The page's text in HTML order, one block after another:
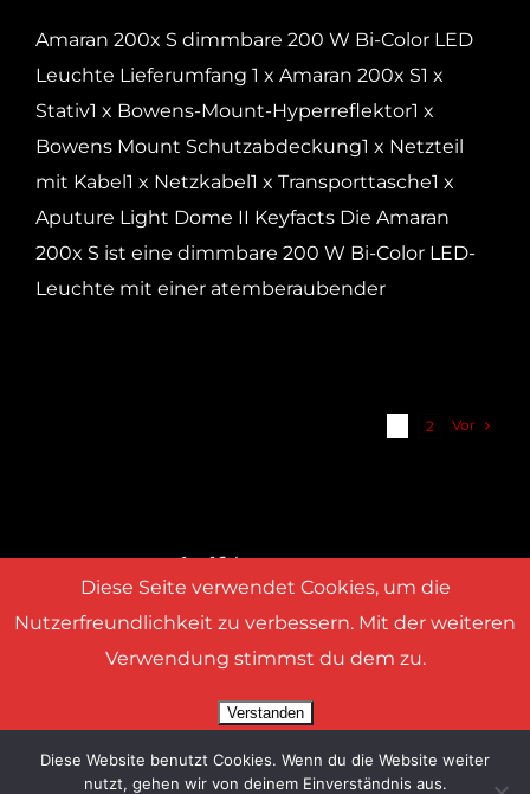
Amaran 200x S dimmbare 200 W Bi-Color LED
Leuchte Lieferumfang 1 x Amaran 200x S1 x
Stativ1 x Bowens-Mount-Hyperreflektor1 x
Bowens Mount Schutzabdeckung1 x Netzteil
mit Kabel1 x Netzkabel1 x Transporttasche1 x
Aputure Light Dome II Keyfacts Die Amaran
200x S ist eine dimmbare 200 W Bi-Color LED-
Leuchte mit einer atemberaubender
2 Vor
© 2026 solydfilm |Impressum |Datenschutzerklärung
Diese Seite verwendet Cookies, um die
Nutzerfreundlichkeit zu verbessern. Mit der weiteren
Verwendung stimmst du dem zu.
Verstanden
Datenschutzerklärung
Diese Website benutzt Cookies. Wenn du die Website weiter
nutzt, gehen wir von deinem Einverständnis aus.